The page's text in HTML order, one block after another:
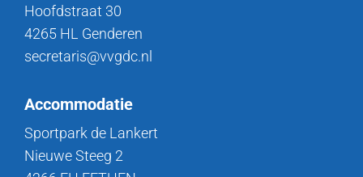
Hoofdstraat 30
4265 HL Genderen
secretaris@vvgdc.nl
Accommodatie
Sportpark de Lankert
Nieuwe Steeg 2